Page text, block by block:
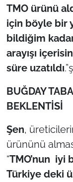
TMO ürünü
için böyle bir
bildiğim
arayışı
süre uzatıldı
BUĞDAY
BEKLENTİSİ
Şen,
ürününü
“TMO’nun iyi
Türkiye deki